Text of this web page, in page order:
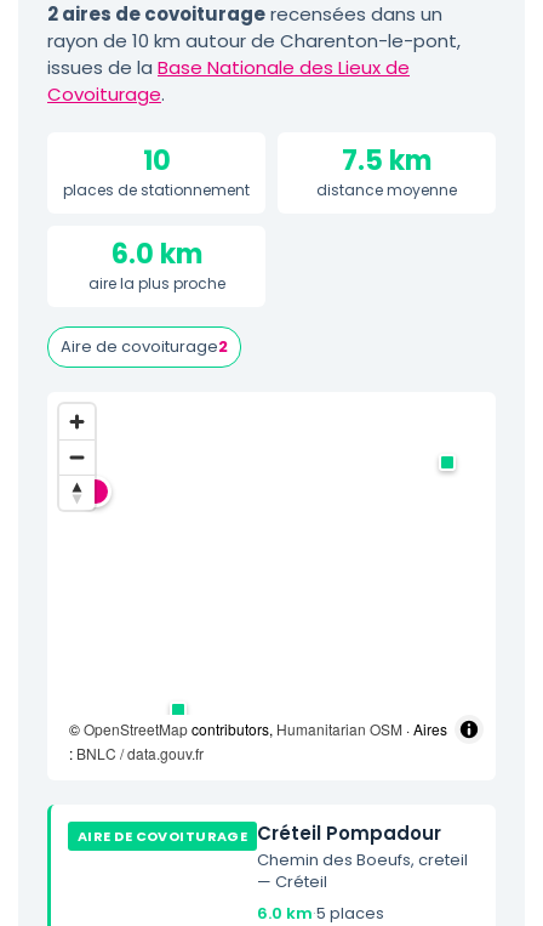
2 aires de covoituragerecensées dans un
rayon de 10 km autour de Charenton-le-pont,
issues de la Base Nationale des Lieux de
Covoiturage.
10
places de stationnement
7.5 km
distance moyenne
6.0 km
aire la plus proche
Aire de covoiturage2
©OpenStreetMapcontributors, Humanitarian OSM · Aires
: BNLC / data.gouv.fr
AIRE DE COVOITURAGE Créteil Pompadour
Chemin des Boeufs, creteil
— Créteil
6.0 km·5 places